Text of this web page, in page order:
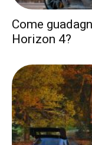
Come
Horizon 4?